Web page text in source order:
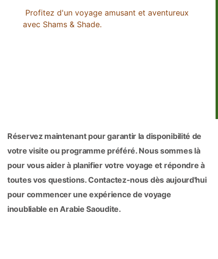
Profitez d'un voyage amusant et aventureux
avec Shams & Shade.
Réservez maintenant pour garantir la disponibilité de
votre visite ou programme préféré. Nous sommes là
pour vous aider à planifier votre voyage et répondre à
toutes vos questions. Contactez-nous dès aujourd'hui
pour commencer une expérience de voyage
inoubliable en Arabie Saoudite.